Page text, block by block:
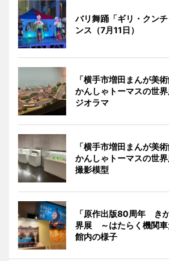
バリ舞踊「ギリ・クン
ンス（7月11日）
「横手市増田まんが美
かんしゃトーマスの世
ジオラマ
「横手市増田まんが美
かんしゃトーマスの世
撮影模型
「原作出版80周年 き
界展 ～はたらく機関車
館内の様子